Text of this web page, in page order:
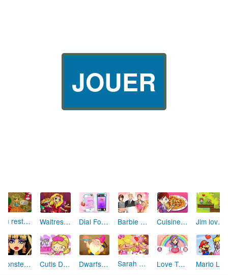
JOUER
Au restaurant de Mina Waitress Adventures Dial For Love Barbie be my Valentine Cuisine de Sara Pizza St Valentin Jim loves Mary 2
Monster High : filtre d'amour Cutis Diner Dwarfs Menu Sarah St Valentin 2014 Love Tester Deluxe